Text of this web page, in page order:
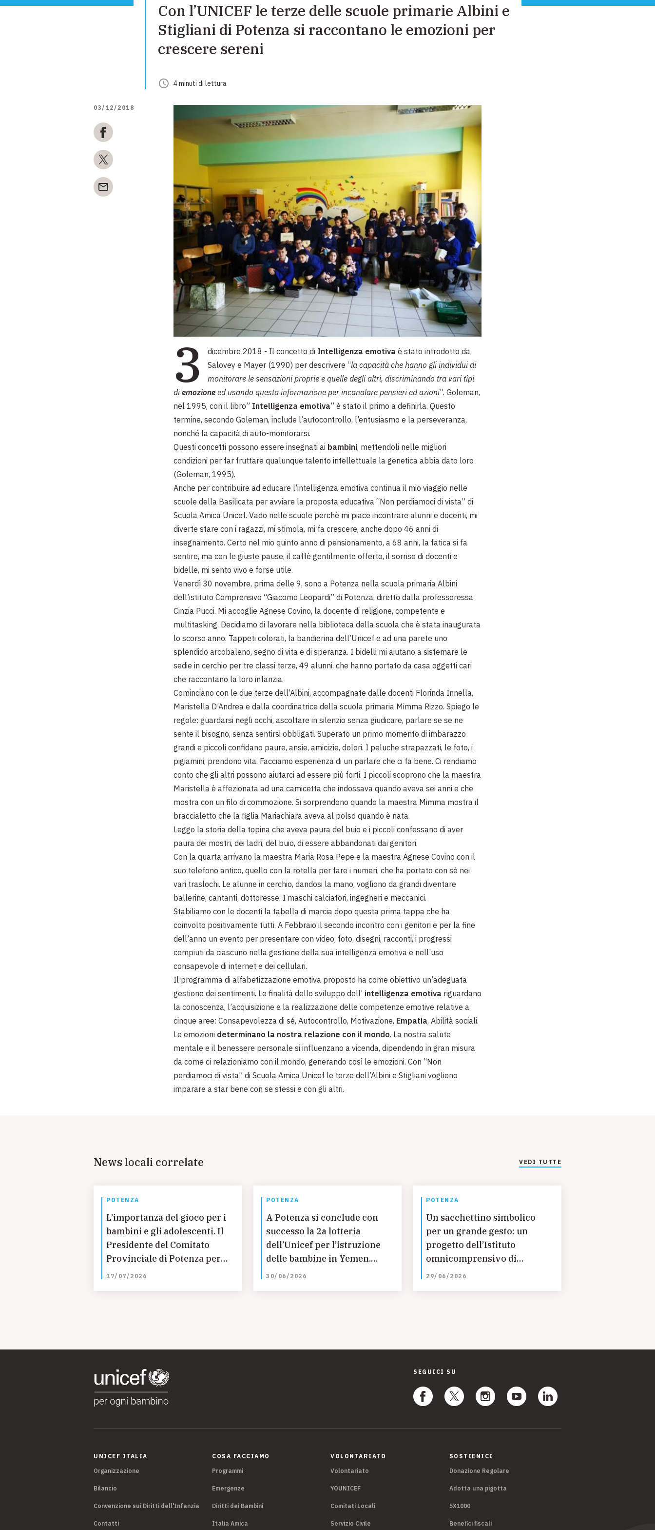
EMERGENZE
GRANDI DONAZIONI
DIVERSI MODI PER DONARE. SCEGLI IL PIÙ
COMODO PER TE
Con l’UNICEF le terze delle scuole primarie Albini e
Stigliani di Potenza si raccontano le emozioni per
crescere sereni
4minuti di lettura
03/12/2018
3 dicembre 2018 - Il concetto di Intelligenza emotiva è stato introdotto da
Salovey e Mayer (1990) per descrivere “la capacità che hanno gli individui di
monitorare le sensazioni proprie e quelle degli altri, discriminando tra vari tipi
diemozione ed usando questa informazione per incanalare pensieri ed azioni”. Goleman,
nel 1995, con il libro” Intelligenza emotiva” è stato il primo a definirla. Questo
termine, secondo Goleman, include l’autocontrollo, l’entusiasmo e la perseveranza,
nonché la capacità di auto-monitorarsi.
Questi concetti possono essere insegnati ai bambini, mettendoli nelle migliori
condizioni per far fruttare qualunque talento intellettuale la genetica abbia dato loro
(Goleman, 1995).
Anche per contribuire ad educare l’intelligenza emotiva continua il mio viaggio nelle
scuole della Basilicata per avviare la proposta educativa “Non perdiamoci di vista” di
Scuola Amica Unicef. Vado nelle scuole perchè mi piace incontrare alunni e docenti, mi
diverte stare con i ragazzi, mi stimola, mi fa crescere, anche dopo 46 anni di
insegnamento. Certo nel mio quinto anno di pensionamento, a 68 anni, la fatica si fa
sentire, ma con le giuste pause, il caffè gentilmente offerto, il sorriso di docenti e
bidelle, mi sento vivo e forse utile.
Venerdì 30 novembre, prima delle 9, sono a Potenza nella scuola primaria Albini
dell’istituto Comprensivo “Giacomo Leopardi” di Potenza, diretto dalla professoressa
Cinzia Pucci. Mi accoglie Agnese Covino, la docente di religione, competente e
multitasking. Decidiamo di lavorare nella biblioteca della scuola che è stata inaugurata
lo scorso anno. Tappeti colorati, la bandierina dell’Unicef e ad una parete uno
splendido arcobaleno, segno di vita e di speranza. I bidelli mi aiutano a sistemare le
sedie in cerchio per tre classi terze, 49 alunni, che hanno portato da casa oggetti cari
che raccontano la loro infanzia.
Cominciano con le due terze dell’Albini, accompagnate dalle docenti Florinda Innella,
Maristella D’Andrea e dalla coordinatrice della scuola primaria Mimma Rizzo. Spiego le
regole: guardarsi negli occhi, ascoltare in silenzio senza giudicare, parlare se se ne
sente il bisogno, senza sentirsi obbligati. Superato un primo momento di imbarazzo
grandi e piccoli confidano paure, ansie, amicizie, dolori. I peluche strapazzati, le foto, i
pigiamini, prendono vita. Facciamo esperienza di un parlare che ci fa bene. Ci rendiamo
conto che gli altri possono aiutarci ad essere più forti. I piccoli scoprono che la maestra
Maristella è affezionata ad una camicetta che indossava quando aveva sei anni e che
mostra con un filo di commozione. Si sorprendono quando la maestra Mimma mostra il
braccialetto che la figlia Mariachiara aveva al polso quando è nata.
Leggo la storia della topina che aveva paura del buio e i piccoli confessano di aver
paura dei mostri, dei ladri, del buio, di essere abbandonati dai genitori.
Con la quarta arrivano la maestra Maria Rosa Pepe e la maestra Agnese Covino con il
suo telefono antico, quello con la rotella per fare i numeri, che ha portato con sè nei
vari traslochi. Le alunne in cerchio, dandosi la mano, vogliono da grandi diventare
ballerine, cantanti, dottoresse. I maschi calciatori, ingegneri e meccanici.
Stabiliamo con le docenti la tabella di marcia dopo questa prima tappa che ha
coinvolto positivamente tutti. A Febbraio il secondo incontro con i genitori e per la fine
dell’anno un evento per presentare con video, foto, disegni, racconti, i progressi
compiuti da ciascuno nella gestione della sua intelligenza emotiva e nell’uso
consapevole di internet e dei cellulari.
Il programma di alfabetizzazione emotiva proposto ha come obiettivo un’adeguata
gestione dei sentimenti. Le finalità dello sviluppo dell’ intelligenza emotiva riguardano
la conoscenza, l’acquisizione e la realizzazione delle competenze emotive relative a
cinque aree: Consapevolezza di sé, Autocontrollo, Motivazione, Empatia, Abilità sociali.
Le emozioni determinano la nostra relazione con il mondo. La nostra salute
mentale e il benessere personale si influenzano a vicenda, dipendendo in gran misura
da come ci relazioniamo con il mondo, generando così le emozioni. Con “Non
perdiamoci di vista” di Scuola Amica Unicef le terze dell’Albini e Stigliani vogliono
imparare a star bene con se stessi e con gli altri.
News locali correlate VEDI TUTTE
POTENZA
L’importanza del gioco per i
bambini e gli adolescenti. Il
Presidente del Comitato
Provinciale di Potenza per
l’UNICEF ne parla all’Open
17/07/2026
POTENZA
A Potenza si conclude con
successo la 2a lotteria
dell’Unicef per l’istruzione
delle bambine in Yemen.
Estratti i biglietti vincenti.
30/06/2026
POTENZA
Un sacchettino simbolico
per un grande gesto: un
progetto dell’Istituto
omnicomprensivo di
Marsicovetere (PZ) per
29/06/2026
SEGUICI SU
UNICEF ITALIA
Organizzazione
Bilancio
Convenzione sui Diritti dell'Infanzia
Contatti
COSA FACCIAMO
Programmi
Emergenze
Diritti dei Bambini
Italia Amica
VOLONTARIATO
Volontariato
YOUNICEF
Comitati Locali
Servizio Civile
SOSTIENICI
Donazione Regolare
Adotta una pigotta
5X1000
Benefici fiscali